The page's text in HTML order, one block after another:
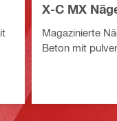
X-C MX
Magazinierte
Beton mit